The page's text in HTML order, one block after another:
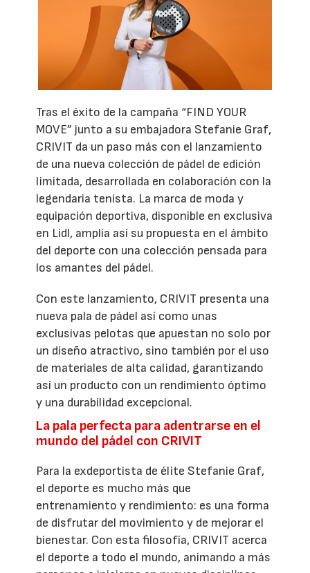
Tras el éxito de la campaña “FIND YOUR
MOVE” junto a su embajadora Stefanie Graf,
CRIVIT da un paso más con el lanzamiento
de una nueva colección de pádel de edición
limitada, desarrollada en colaboración con la
legendaria tenista. La marca de moda y
equipación deportiva, disponible en exclusiva
en Lidl, amplía así su propuesta en el ámbito
del deporte con una colección pensada para
los amantes del pádel.
Con este lanzamiento, CRIVIT presenta una
nueva pala de pádel así como unas
exclusivas pelotas que apuestan no solo por
un diseño atractivo, sino también por el uso
de materiales de alta calidad, garantizando
así un producto con un rendimiento óptimo
y una durabilidad excepcional.
La pala perfecta para adentrarse en el
mundo del pádel con CRIVIT
Para la exdeportista de élite Stefanie Graf,
el deporte es mucho más que
entrenamiento y rendimiento: es una forma
de disfrutar del movimiento y de mejorar el
bienestar. Con esta filosofía, CRIVIT acerca
el deporte a todo el mundo, animando a más